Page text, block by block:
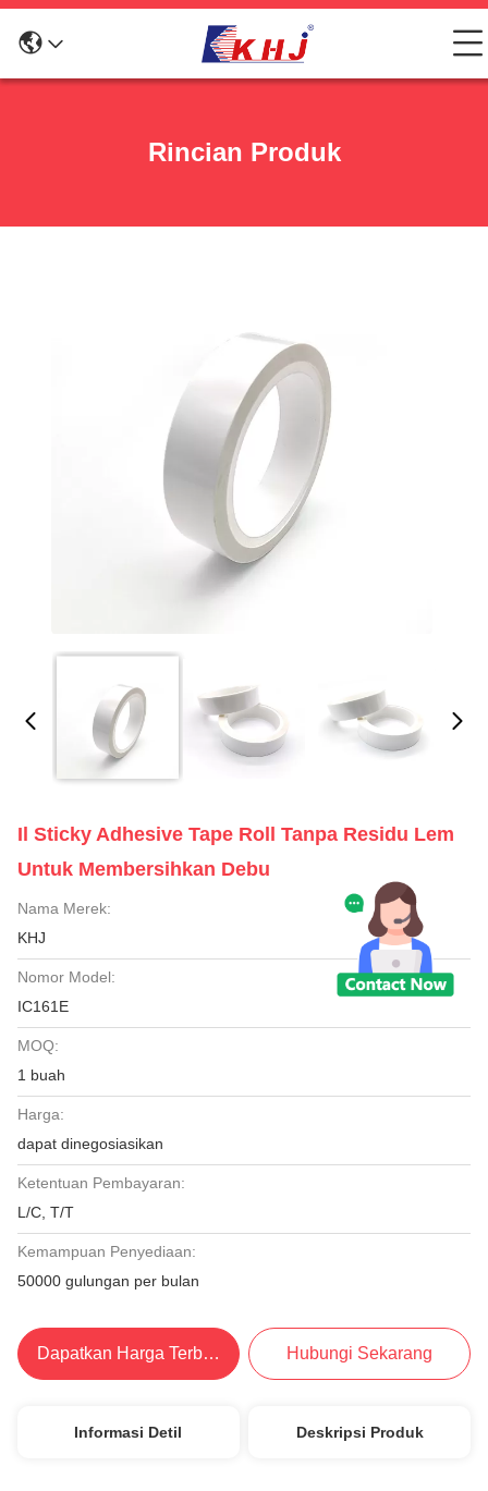
Rincian Produk
Il Sticky Adhesive Tape Roll Tanpa Residu Lem
Untuk Membersihkan Debu
Nama Merek:
KHJ
Nomor Model:
IC161E
MOQ:
1 buah
Harga:
dapat dinegosiasikan
Ketentuan Pembayaran:
L/C, T/T
Kemampuan Penyediaan:
50000 gulungan per bulan
Dapatkan Harga Terbaik Hubungi Sekarang
Informasi Detil Deskripsi Produk